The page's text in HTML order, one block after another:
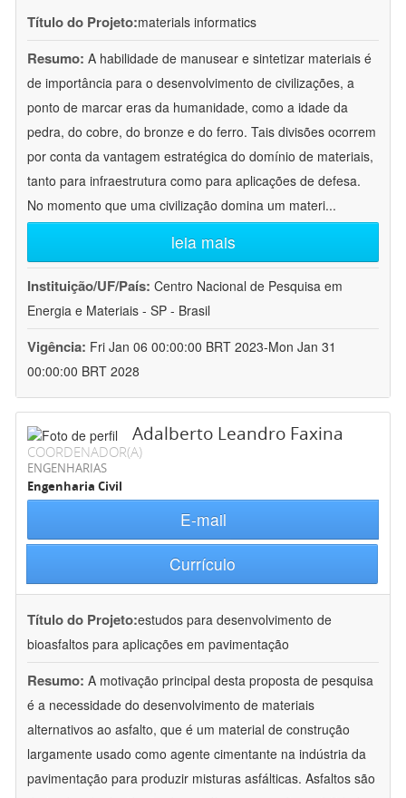
Título do Projeto:materials informatics
Resumo: A habilidade de manusear e sintetizar materiais é
de importância para o desenvolvimento de civilizações, a
ponto de marcar eras da humanidade, como a idade da
pedra, do cobre, do bronze e do ferro. Tais divisões ocorrem
por conta da vantagem estratégica do domínio de materiais,
tanto para infraestrutura como para aplicações de defesa.
No momento que uma civilização domina um materi...
leia mais
Instituição/UF/País: Centro Nacional de Pesquisa em
Energia e Materiais - SP - Brasil
Vigência: Fri Jan 06 00:00:00 BRT 2023-Mon Jan 31
00:00:00 BRT 2028
Adalberto Leandro Faxina
COORDENADOR(A)
ENGENHARIAS
Engenharia Civil
E-mail
Currículo
Título do Projeto:estudos para desenvolvimento de
bioasfaltos para aplicações em pavimentação
Resumo: A motivação principal desta proposta de pesquisa
é a necessidade do desenvolvimento de materiais
alternativos ao asfalto, que é um material de construção
largamente usado como agente cimentante na indústria da
pavimentação para produzir misturas asfálticas. Asfaltos são